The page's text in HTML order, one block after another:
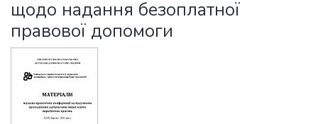
щодо надання безоплатної
правової допомоги